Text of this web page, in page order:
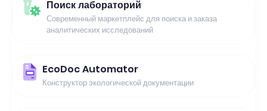
Поиск лабораторий
Современный маркетплейс для поиска и заказа
аналитических исследований
EcoDoc Automator
Конструктор экологической документации